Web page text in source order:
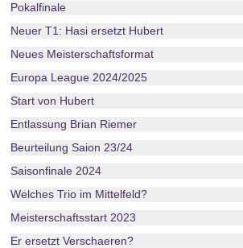
Pokalfinale
Neuer T1: Hasi ersetzt Hubert
Neues Meisterschaftsformat
Europa League 2024/2025
Start von Hubert
Entlassung Brian Riemer
Beurteilung Saion 23/24
Saisonfinale 2024
Welches Trio im Mittelfeld?
Meisterschaftsstart 2023
Er ersetzt Verschaeren?